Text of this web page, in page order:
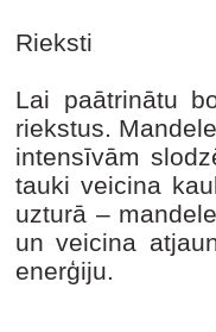
Rieksti
Lai paātrinātu
riekstus.
intensīvām
tauki veicina
uzturā –
un veicina
enerģiju.